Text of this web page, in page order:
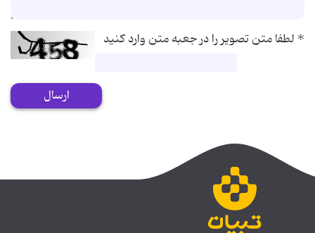
*لطفا متن تصویر را در جعبه متن وارد کنید
ارسال